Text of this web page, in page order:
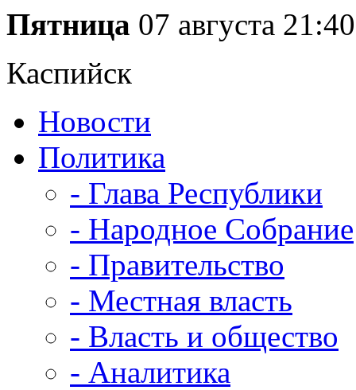
Пятница 07 августа 21:40
Каспийск
Новости
Политика
- Глава Республики
- Народное Собрание
- Правительство
- Местная власть
- Власть и общество
- Аналитика